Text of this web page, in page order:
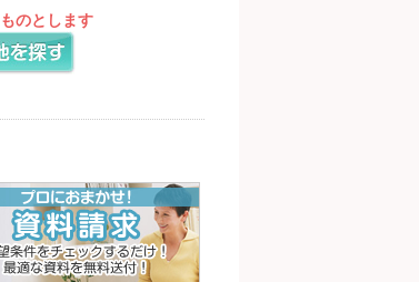
、プライバシーポリ
てお知らせいたしま
録していただく場合が
のとします